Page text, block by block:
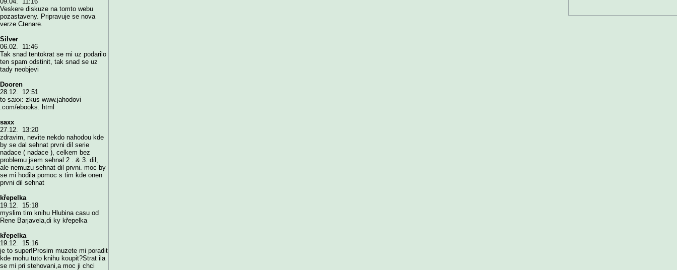
Veskere diskuze na tomto webu
pozastaveny. Pripravuje se nova
verze Ctenare.
Silver
06.02. 11:46
Tak snad tentokrat se mi uz podarilo
ten spam odstinit, tak snad se uz
tady neobjevi
Dooren
28.12. 12:51
to saxx: zkus www.jahodovi
.com/ebooks. html
saxx
27.12. 13:20
zdravim, nevite nekdo nahodou kde
by se dal sehnat prvni dil serie
nadace ( nadace ), celkem bez
problemu jsem sehnal 2 . & 3. dil,
ale nemuzu sehnat dil prvni. moc by
se mi hodila pomoc s tim kde onen
prvni dil sehnat
křepelka
19.12. 15:18
myslim tim knihu Hlubina casu od
Rene Barjavela,di ky křepelka
křepelka
19.12. 15:16
je to super!Prosim muzete mi poradit
kde mohu tuto knihu koupit?Strat ila
se mi pri stehovani,a moc ji chci